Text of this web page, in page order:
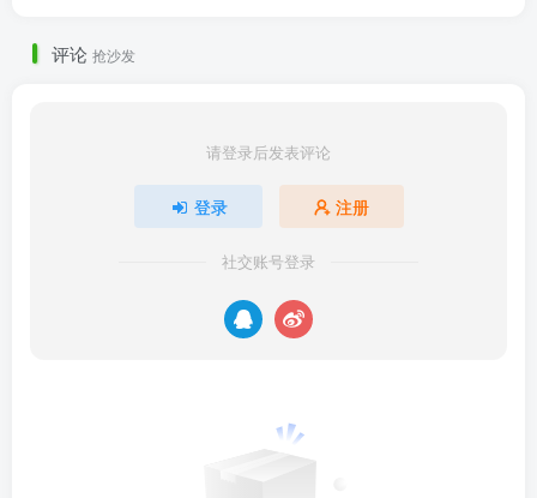
评论 抢沙发
请登录后发表评论
登录 注册
社交账号登录